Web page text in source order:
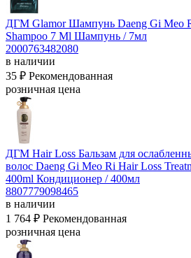
ДГМ Glamor Шампунь Daeng Gi Meo
Shampoo 7 Ml Шампунь / 7мл
2000763482080
в наличии
35 ₽ Рекомендованная
розничная цена
ДГМ Hair Loss Бальзам для
волос Daeng Gi Meo Ri Hair Loss
400ml Кондиционер / 400мл
8807779098465
в наличии
1 764 ₽ Рекомендованная
розничная цена